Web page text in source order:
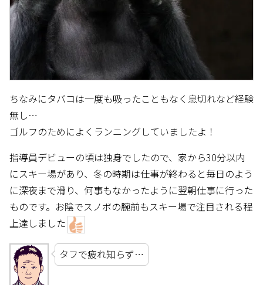
ちなみにタバコは一度も吸ったこともなく息切れなど経験
無し…
ゴルフのためによくランニングしていましたよ！
指導員デビューの頃は独身でしたので、家から30分以内
にスキー場があり、冬の時期は仕事が終わると毎日のよう
に深夜まで滑り、何事もなかったように翌朝仕事に行った
ものです。お陰でスノボの腕前もスキー場で注目される程
上達しました
タフで疲れ知らず…